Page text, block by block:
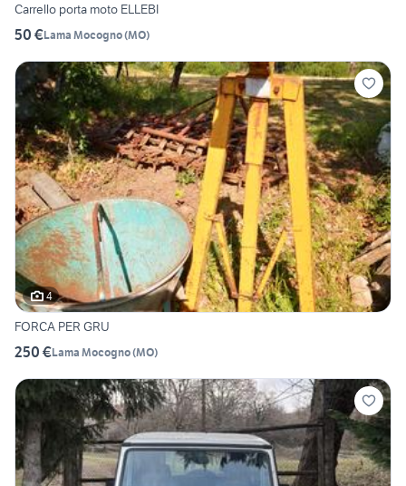
Carrello porta moto ELLEBI
50 €Lama Mocogno(MO)
4
FORCA PER GRU
250 €Lama Mocogno(MO)